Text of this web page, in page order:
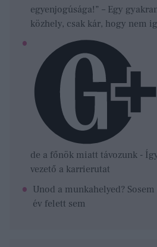
egyenjogúsága!” – Egy
közhely, csak kár, hogy nem
de a főnök miatt távozunk -
vezető a karrierutat
Unod a munkahelyed?
év felett sem